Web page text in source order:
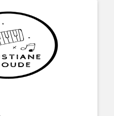
Christianescoude